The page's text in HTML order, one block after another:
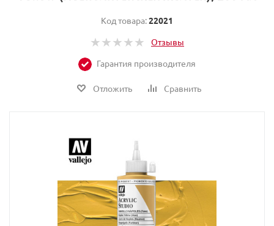
Код товара:22021
Отзывы
Гарантия производителя
Отложить Сравнить